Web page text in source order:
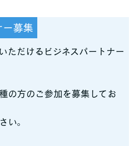
ー募集
ただけるビジネスパートナー
の方のご参加を募集してお
い。